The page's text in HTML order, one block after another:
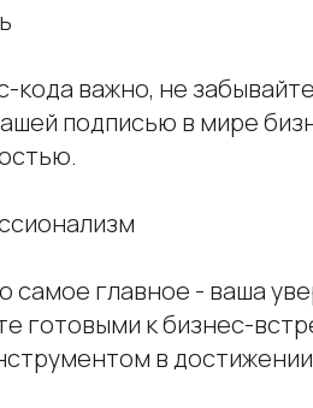
кода важно, не
подписью в мире
самое главное - ваша
готовыми к бизнес-
в достижении